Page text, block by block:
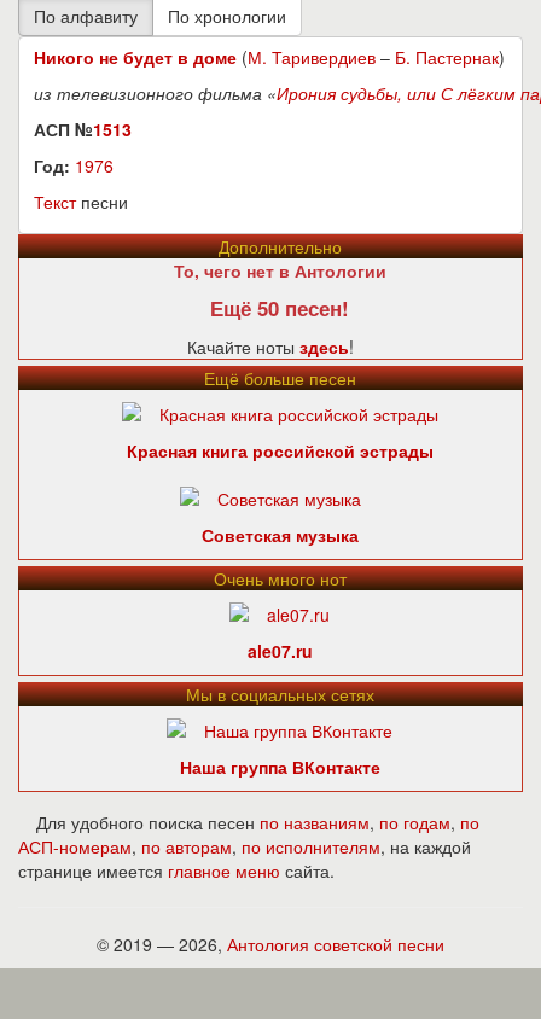
Никого не будет в доме (М. Таривердиев – Б. Пастернак)
из телевизионного фильма «Ирония судьбы, или С лёгким
АСП №1513
Год: 1976
Текстпесни
Дополнительно
То, чего нет в Антологии
Ещё 50 песен!
Качайте ноты здесь!
Ещё больше песен
Красная книга российской эстрады
Советская музыка
Очень много нот
ale07.ru
Мы в социальных сетях
Наша группа ВКонтакте
Для удобного поиска песен по названиям, по годам, по
АСП-номерам, по авторам, по исполнителям, на каждой
странице имеется главное меню сайта.
© 2019 — 2026, Антология советской песни